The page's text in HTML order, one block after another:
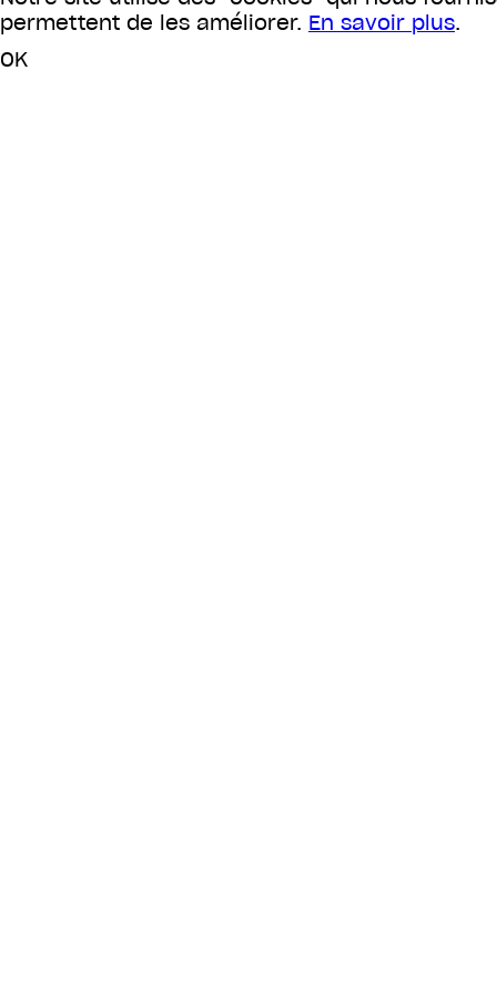
permettent de les améliorer. En savoir plus.
OK